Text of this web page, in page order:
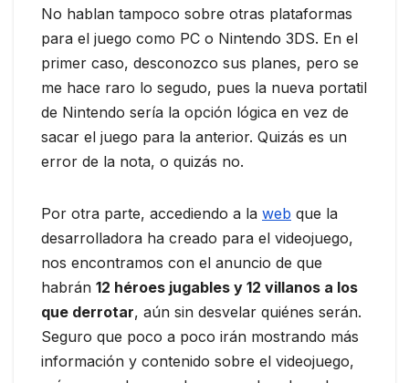
No hablan tampoco sobre otras plataformas
para el juego como PC o Nintendo 3DS. En el
primer caso, desconozco sus planes, pero se
me hace raro lo segudo, pues la nueva portatil
de Nintendo sería la opción lógica en vez de
sacar el juego para la anterior. Quizás es un
error de la nota, o quizás no.
Por otra parte, accediendo a la web que la
desarrolladora ha creado para el videojuego,
nos encontramos con el anuncio de que
habrán 12 héroes jugables y 12 villanos a los
que derrotar, aún sin desvelar quiénes serán.
Seguro que poco a poco irán mostrando más
información y contenido sobre el videojuego,